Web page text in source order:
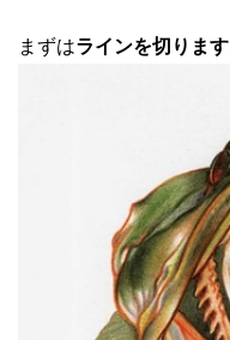
まずはラインを切ります